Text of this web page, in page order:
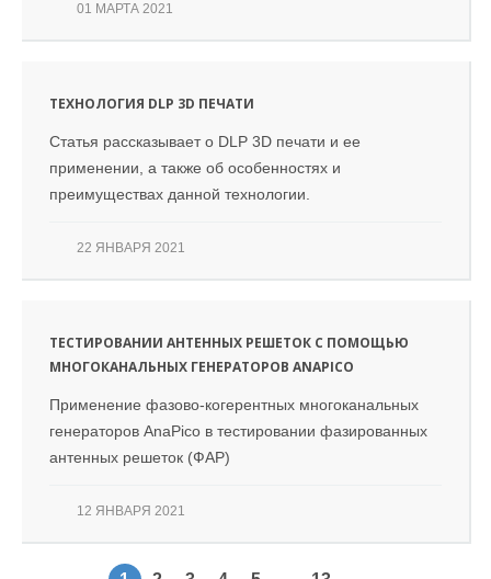
01 МАРТА 2021
ТЕХНОЛОГИЯ DLP 3D ПЕЧАТИ
Статья рассказывает о DLP 3D печати и ее
применении, а также об особенностях и
преимуществах данной технологии.
22 ЯНВАРЯ 2021
ТЕСТИРОВАНИИ АНТЕННЫХ РЕШЕТОК С ПОМОЩЬЮ
МНОГОКАНАЛЬНЫХ ГЕНЕРАТОРОВ ANAPICO
Применение фазово-когерентных многоканальных
генераторов AnaPico в тестировании фазированных
антенных решеток (ФАР)
12 ЯНВАРЯ 2021